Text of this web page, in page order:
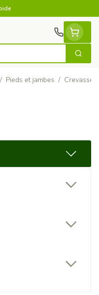
/ Pieds et jambes / Crevasses